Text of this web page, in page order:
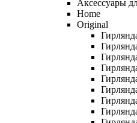
Аксессуары
Home
Original